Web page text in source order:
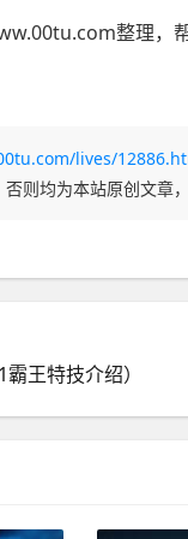
整理，
lives/
则均为本站原创文章
王特技介绍）